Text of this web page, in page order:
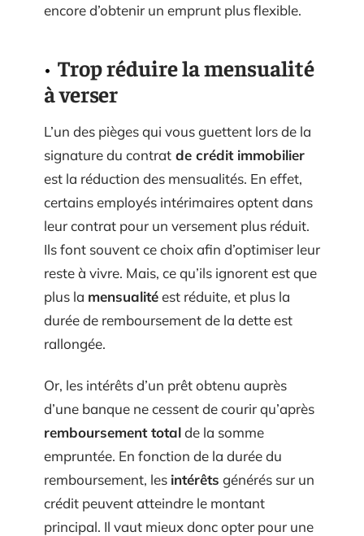
encore d’obtenir un emprunt plus flexible.
Trop réduire la mensualité
à verser
L’un des pièges qui vous guettent lors de la
signature du contrat de crédit immobilier
est la réduction des mensualités. En effet,
certains employés intérimaires optent dans
leur contrat pour un versement plus réduit.
Ils font souvent ce choix afin d’optimiser leur
reste à vivre. Mais, ce qu’ils ignorent est que
plus la mensualitéest réduite, et plus la
durée de remboursement de la dette est
rallongée.
Or, les intérêts d’un prêt obtenu auprès
d’une banque ne cessent de courir qu’après
remboursement totalde la somme
empruntée. En fonction de la durée du
remboursement, les intérêts générés sur un
crédit peuvent atteindre le montant
principal. Il vaut mieux donc opter pour une